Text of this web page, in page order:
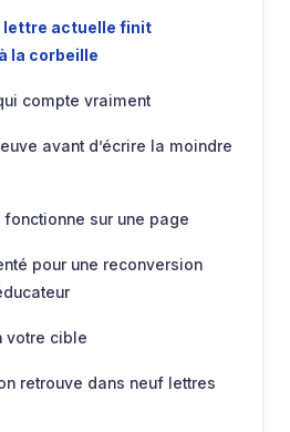
lettre actuelle finit
la corbeille
compte vraiment
avant d’écrire la moindre
fonctionne sur une page
pour une reconversion
votre cible
retrouve dans neuf lettres